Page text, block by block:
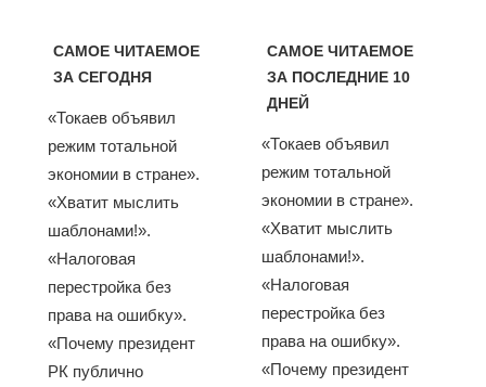
САМОЕ ЧИТАЕМОЕ
ЗА СЕГОДНЯ
«Токаев объявил
режим тотальной
экономии в стране».
«Хватит мыслить
шаблонами!».
«Налоговая
перестройка без
права на ошибку».
«Почему президент
РК публично
САМОЕ ЧИТАЕМОЕ
ЗА ПОСЛЕДНИЕ 10
ДНЕЙ
«Токаев объявил
режим тотальной
экономии в стране».
«Хватит мыслить
шаблонами!».
«Налоговая
перестройка без
права на ошибку».
«Почему президент